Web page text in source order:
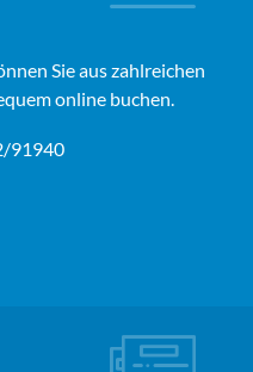
Sie aus zahlreichen
online buchen.
91940